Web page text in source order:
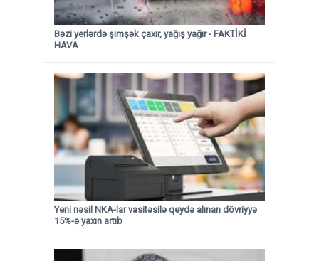
Bəzi yerlərdə şimşək çaxır, yağış yağır - FAKTİKİ
HAVA
Yeni nəsil NKA-lar vasitəsilə qeydə alınan dövriyyə
15%-ə yaxın artıb